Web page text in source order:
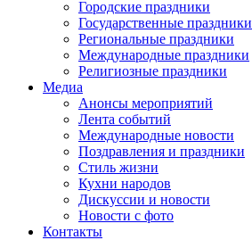
Городские праздники
Государственные праздники
Региональные праздники
Международные праздники
Религиозные праздники
Медиа
Анонсы мероприятий
Лента событий
Международные новости
Поздравления и праздники
Cтиль жизни
Кухни народов
Дискуссии и новости
Новости с фото
Контакты